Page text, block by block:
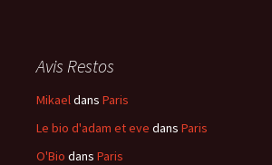
Avis Restos
Mikaeldans Paris
Le bio d'adam et eve dans Paris
O'Bio dans Paris